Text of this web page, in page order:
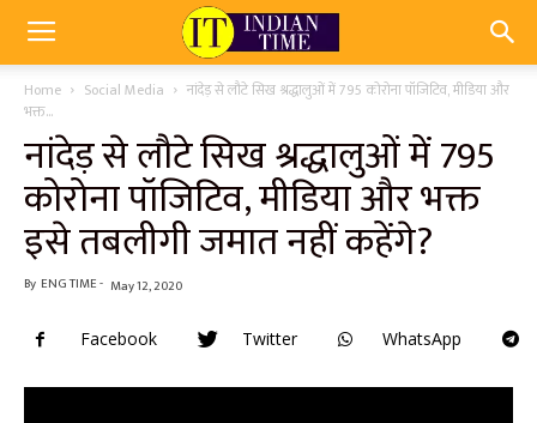
Home Social Media
नांदेड़ से लौटे सिख श्रद्धालुओं में 795 कोरोना पॉजिटिव, मीडिया और
भक्त...
नांदेड़ से लौटे सिख श्रद्धालुओं में 795
कोरोना पॉजिटिव, मीडिया और भक्त
इसे तबलीगी जमात नहीं कहेंगे?
By ENG TIME- May 12, 2020
Facebook Twitter WhatsApp